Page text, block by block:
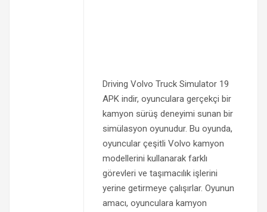
Driving Volvo Truck Simulator 19
APK indir, oyunculara gerçekçi bir
kamyon sürüş deneyimi sunan bir
simülasyon oyunudur. Bu oyunda,
oyuncular çeşitli Volvo kamyon
modellerini kullanarak farklı
görevleri ve taşımacılık işlerini
yerine getirmeye çalışırlar. Oyunun
amacı, oyunculara kamyon